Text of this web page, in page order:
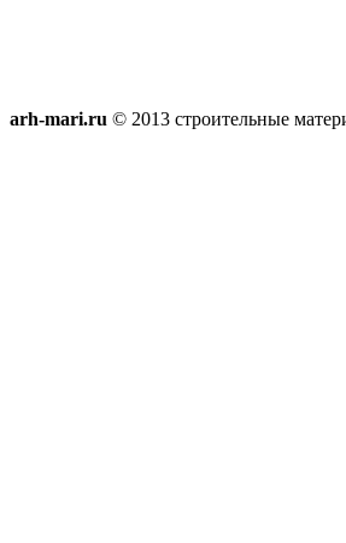
arh-mari.ru © 2013 строительные